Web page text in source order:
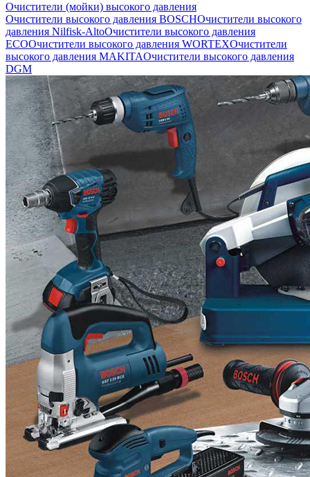
Очистители (мойки) высокого давления
Очистители высокого давления BOSCHОчистители высокого
давления Nilfisk-AltoОчистители высокого давления
ECOОчистители высокого давления WORTEXОчистители
высокого давления MAKITAОчистители высокого давления
DGM